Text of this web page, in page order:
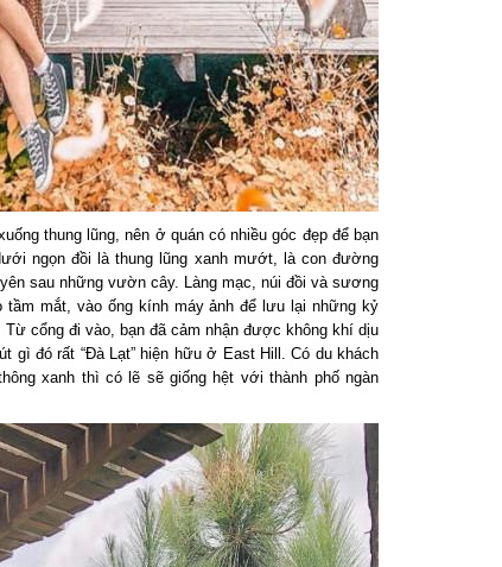
thung lũng, nên ở quán có nhiều góc đẹp để bạn
ngọn đồi là thung lũng xanh mướt, là con đường
sau những vườn cây. Làng mạc, núi đồi và sương
mắt, vào ống kính máy ảnh để lưu lại những kỷ
cổng đi vào, bạn đã cảm nhận được không khí dịu
đó rất “Đà Lạt” hiện hữu ở East Hill. Có du khách
xanh thì có lẽ sẽ giống hệt với thành phố ngàn